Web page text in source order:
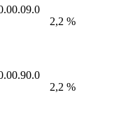
2,2 %
2,2 %